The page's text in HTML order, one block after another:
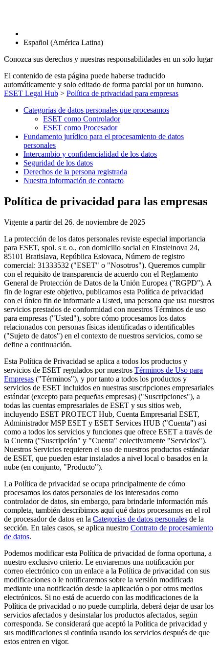
Español (América Latina)
Conozca sus derechos y nuestras responsabilidades en un solo lugar
El contenido de esta página puede haberse traducido
automáticamente y solo editado de forma parcial por un humano.
ESET Legal Hub > Política de privacidad para empresas
Categorías de datos personales que procesamos
ESET como Controlador
ESET como Procesador
Fundamento jurídico para el procesamiento de datos
personales
Intercambio y confidencialidad de los datos
Seguridad de los datos
Derechos de la persona registrada
Nuestra información de contacto
Política de privacidad para las empresas
Vigente a partir del 26. de noviembre de 2025
La protección de los datos personales reviste especial importancia
para ESET, spol. s r. o., con domicilio social en Einsteinova 24,
85101 Bratislava, República Eslovaca, Número de registro
comercial: 31333532 ("ESET" o "Nosotros"). Queremos cumplir
con el requisito de transparencia de acuerdo con el Reglamento
General de Protección de Datos de la Unión Europea ("RGPD"). A
fin de lograr este objetivo, publicamos esta Política de privacidad
con el único fin de informarle a Usted, una persona que usa nuestros
servicios prestados de conformidad con nuestros Términos de uso
para empresas ("Usted"), sobre cómo procesamos los datos
relacionados con personas físicas identificadas o identificables
("Sujeto de datos") en el contexto de nuestros servicios, como se
define a continuación.
Esta Política de Privacidad se aplica a todos los productos y
servicios de ESET regulados por nuestros Términos de Uso para
Empresas ("Términos"), y por tanto a todos los productos y
servicios de ESET incluidos en nuestras suscripciones empresariales
estándar (excepto para pequeñas empresas) ("Suscripciones"), a
todas las cuentas empresariales de ESET y sus sitios web,
incluyendo ESET PROTECT Hub, Cuenta Empresarial ESET,
Administrador MSP ESET y ESET Services HUB ("Cuenta") así
como a todos los servicios y funciones que ofrece ESET a través de
la Cuenta ("Suscripción" y "Cuenta" colectivamente "Servicios").
Nuestros Servicios requieren el uso de nuestros productos estándar
de ESET, que pueden estar instalados a nivel local o basados en la
nube (en conjunto, "Producto").
La Política de privacidad se ocupa principalmente de cómo
procesamos los datos personales de los interesados como
controlador de datos, sin embargo, para brindarle información más
completa, también describimos aquí qué datos procesamos en el rol
de procesador de datos en la Categorías de datos personales de la
sección. En tales casos, se aplica nuestro Contrato de procesamiento
de datos.
Podemos modificar esta Política de privacidad de forma oportuna, a
nuestro exclusivo criterio. Le enviaremos una notificación por
correo electrónico con un enlace a la Política de privacidad con sus
modificaciones o le notificaremos sobre la versión modificada
mediante una notificación desde la aplicación o por otros medios
electrónicos. Si no está de acuerdo con las modificaciones de la
Política de privacidad o no puede cumplirla, deberá dejar de usar los
servicios afectados y desinstalar los productos afectados, según
corresponda. Se considerará que aceptó la Política de privacidad y
sus modificaciones si continúa usando los servicios después de que
estos entren en vigor.